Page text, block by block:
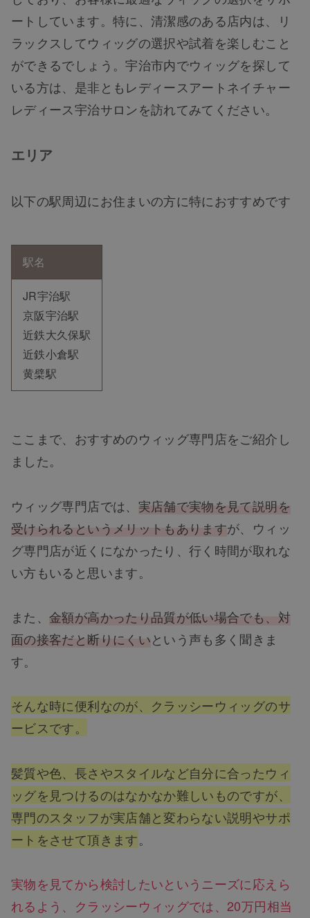
ートしています。特に、清潔感のある店内は、リ
ラックスしてウィッグの選択や試着を楽しむこと
ができるでしょう。宇治市内でウィッグを探して
いる方は、是非ともレディースアートネイチャー
レディース宇治サロンを訪れてみてください。
エリア
以下の駅周辺にお住まいの方に特におすすめです
駅名
JR宇治駅
京阪宇治駅
近鉄大久保駅
近鉄小倉駅
黄檗駅
ここまで、おすすめのウィッグ専門店をご紹介し
ました。
ウィッグ専門店では、 実店舗で実物を見て説明を
受けられるというメリットもありますが、ウィッ
グ専門店が近くになかったり、行く時間が取れな
い方もいると思います。
また、金額が高かったり品質が低い場合でも、対
面の接客だと断りにくいという声も多く聞きま
す。
そんな時に便利なのが、クラッシーウィッグのサ
ービスです。
髪質や色、長さやスタイルなど自分に合ったウィ
ッグを見つけるのはなかなか難しいものですが、
専門のスタッフが実店舗と変わらない説明やサポ
ートをさせて頂きます。
実物を見てから検討したいというニーズに応えら
れるよう、クラッシーウィッグでは、20万円相当